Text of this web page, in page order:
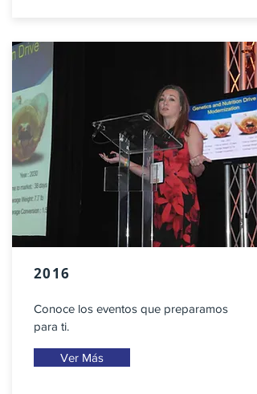
2016
Conoce los eventos que preparamos
para ti.
Ver Más